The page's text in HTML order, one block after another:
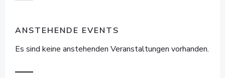
ANSTEHENDE EVENTS
Es sind keine anstehenden Veranstaltungen vorhanden.